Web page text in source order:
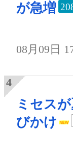
が急増
08月09日
ミセス
びかけ